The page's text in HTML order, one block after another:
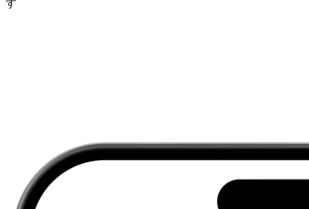
す